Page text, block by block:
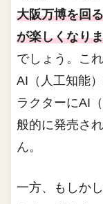
大阪万博を回
が楽しくなり
でしょう。こ
AI（人工知能
ラクターにAI
般的に発売さ
ん。
一方、もしか